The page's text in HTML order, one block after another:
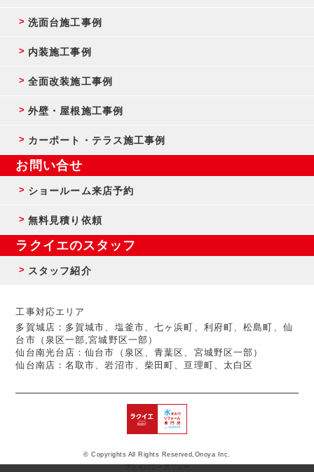
© Copyrights All Rights Reserved,Onoya Inc.
洗面台施工事例
内装施工事例
全面改装施工事例
外壁・屋根施工事例
カーポート・テラス施工事例
お問い合せ
ショールーム来店予約
無料見積り依頼
ラクイエのスタッフ
スタッフ紹介
工事対応エリア
多賀城店：多賀城市、塩釜市、七ヶ浜町、利府町、松島町、仙
台市（泉区一部,宮城野区一部）
仙台南光台店：仙台市（泉区、青葉区、宮城野区一部）
仙台南店：名取市、岩沼市、柴田町、亘理町、太白区